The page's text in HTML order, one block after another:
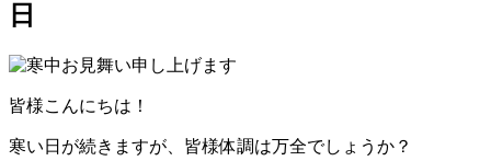
日
皆様こんにちは！
寒い日が続きますが、皆様体調は万全でしょうか？